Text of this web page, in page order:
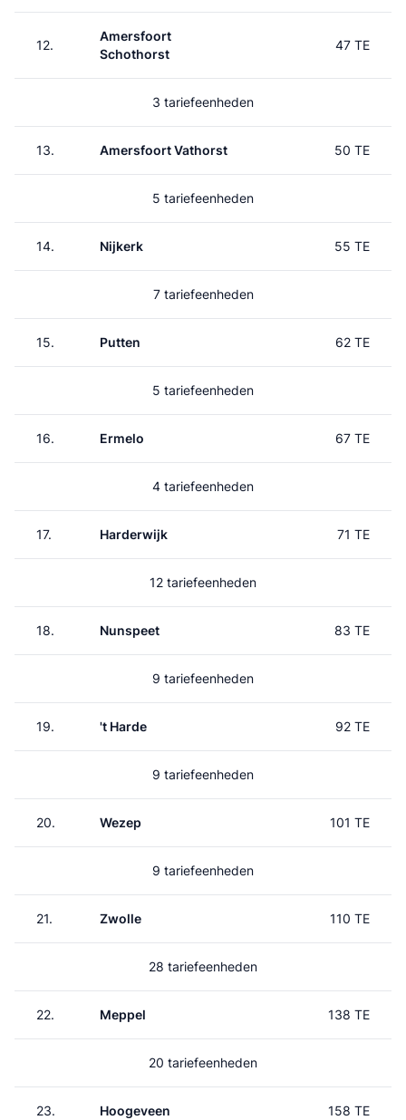
12.
Amersfoort
Schothorst
47 TE
3 tariefeenheden
13. Amersfoort Vathorst 50 TE
5 tariefeenheden
14. Nijkerk 55 TE
7 tariefeenheden
15. Putten 62 TE
5 tariefeenheden
16. Ermelo 67 TE
4 tariefeenheden
17. Harderwijk 71 TE
12 tariefeenheden
18. Nunspeet 83 TE
9 tariefeenheden
19. 't Harde 92 TE
9 tariefeenheden
20. Wezep 101 TE
9 tariefeenheden
21. Zwolle 110 TE
28 tariefeenheden
22. Meppel 138 TE
20 tariefeenheden
23. Hoogeveen 158 TE